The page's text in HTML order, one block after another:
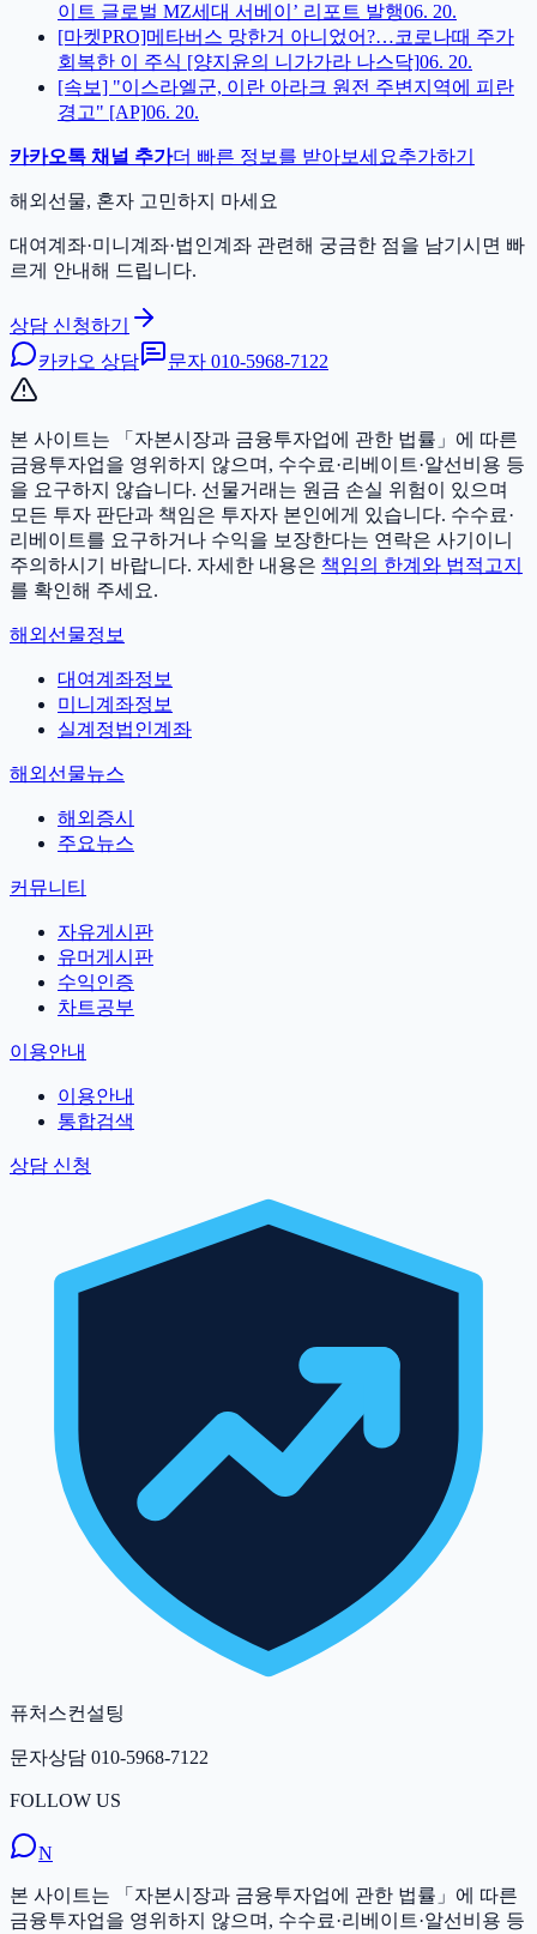
이트 글로벌 MZ세대 서베이’ 리포트 발행06. 20.
[마켓PRO]메타버스 망한거 아니었어?…코로나때 주가
회복한 이 주식 [양지윤의 니가가라 나스닥]06. 20.
[속보] "이스라엘군, 이란 아라크 원전 주변지역에 피란
경고" [AP]06. 20.
카카오톡 채널 추가더 빠른 정보를 받아보세요추가하기
해외선물, 혼자 고민하지 마세요
대여계좌·미니계좌·법인계좌 관련해 궁금한 점을 남기시면 빠
르게 안내해 드립니다.
상담 신청하기
카카오 상담
문자 010-5968-7122
본 사이트는 「자본시장과 금융투자업에 관한 법률」에 따른
금융투자업을 영위하지 않으며, 수수료·리베이트·알선비용 등
을 요구하지 않습니다. 선물거래는 원금 손실 위험이 있으며
모든 투자 판단과 책임은 투자자 본인에게 있습니다. 수수료·
리베이트를 요구하거나 수익을 보장한다는 연락은 사기이니
주의하시기 바랍니다. 자세한 내용은 책임의 한계와 법적고지
를 확인해 주세요.
해외선물정보
대여계좌정보
미니계좌정보
실계정법인계좌
해외선물뉴스
해외증시
주요뉴스
커뮤니티
자유게시판
유머게시판
수익인증
차트공부
이용안내
이용안내
통합검색
상담 신청
퓨처스컨설팅
문자상담 010-5968-7122
FOLLOW US
N
본 사이트는 「자본시장과 금융투자업에 관한 법률」에 따른
금융투자업을 영위하지 않으며, 수수료·리베이트·알선비용 등